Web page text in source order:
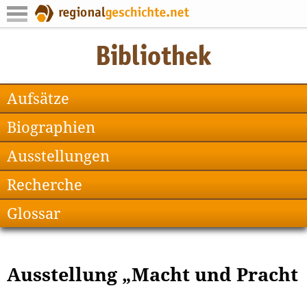
Aufsätze
Biographien
Ausstellungen
Recherche
Glossar
Ausstellung „Macht und Pracht